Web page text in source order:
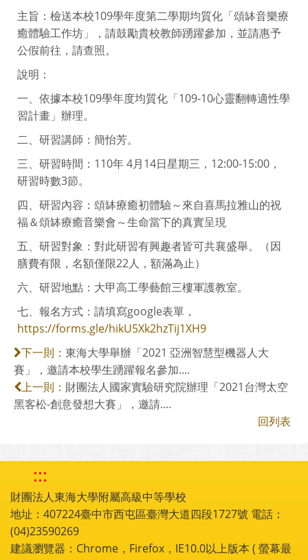
主旨：檢送本校109學年度第二學期均質化「頌缽音樂療
癒體驗工作坊」，請鼓勵貴校教師踴躍參加，並請惠予
公假前往，請查照。
說明：
一、依據本校109學年度均質化「109-10心靈翻轉適性學
習計畫」辦理。
二、研習講師：簡怡芳。
三、研習時間：110年 4月14日星期三，12:00-15:00，
研習時數3節。
四、研習內容：頌缽療癒初體驗～來自喜馬拉雅山的祝
福＆頌缽療癒音樂會～生命當下的真實呈現
五、研習對象：對此研習有興趣者皆可共襄盛舉。（因
膳費有限，名額僅限22人，額滿為止）
六、研習地點：大甲高工學藝館三樓軍護教室。
七、報名方式：請填寫google表單，
https://forms.gle/hikU5Xk2hzTij1XH9
下一則： 東海大學舉辦「2021 亞洲智慧型機器人大
賽」，邀請本校學生踴躍報名參加....
上一則： 財團法人國家實驗研究院辦理「2021台灣太空
黑客松-創意發想大賽」，邀請....
回列表
:::
財團法人東海大學附屬高級中等學校
地址：407224臺中市西屯區臺灣大道四段1727號 電話：
(04)23590269
建議瀏覽器：Chrome，Firefox，IE10.0以上版本 ( 螢幕最